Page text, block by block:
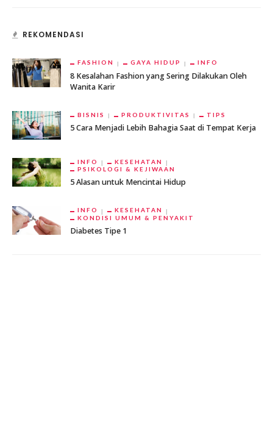
REKOMENDASI
FASHION GAYA HIDUP INFO
8 Kesalahan Fashion yang Sering Dilakukan Oleh
Wanita Karir
BISNIS PRODUKTIVITAS TIPS
5 Cara Menjadi Lebih Bahagia Saat di Tempat Kerja
INFO
KESEHATAN
PSIKOLOGI & KEJIWAAN
5 Alasan untuk Mencintai Hidup
INFO
KESEHATAN
KONDISI UMUM & PENYAKIT
Diabetes Tipe 1